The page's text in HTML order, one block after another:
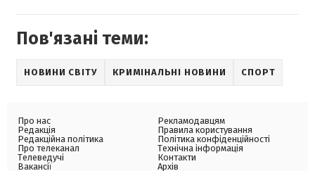
Пов'язані теми:
НОВИНИ СВІТУ КРИМІНАЛЬНІ НОВИНИ СПОРТ
Про нас
Редакція
Редакційна політика
Про телеканал
Телеведучі
Вакансії
Рекламодавцям
Правила користування
Політика конфіденційності
Технічна інформація
Контакти
Архів